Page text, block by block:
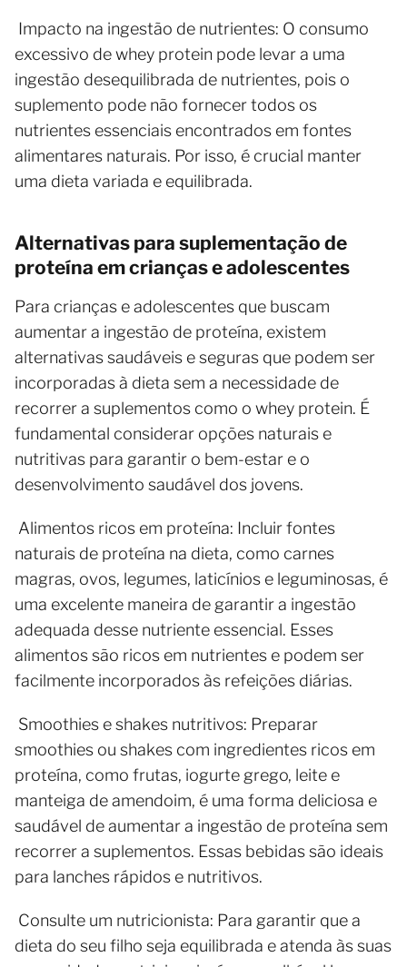
Impacto na ingestão de nutrientes: O consumo
excessivo de whey protein pode levar a uma
ingestão desequilibrada de nutrientes, pois o
suplemento pode não fornecer todos os
nutrientes essenciais encontrados em fontes
alimentares naturais. Por isso, é crucial manter
uma dieta variada e equilibrada.
Alternativas para suplementação de
proteína em crianças e adolescentes
Para crianças e adolescentes que buscam
aumentar a ingestão de proteína, existem
alternativas saudáveis e seguras que podem ser
incorporadas à dieta sem a necessidade de
recorrer a suplementos como o whey protein. É
fundamental considerar opções naturais e
nutritivas para garantir o bem-estar e o
desenvolvimento saudável dos jovens.
Alimentos ricos em proteína: Incluir fontes
naturais de proteína na dieta, como carnes
magras, ovos, legumes, laticínios e leguminosas, é
uma excelente maneira de garantir a ingestão
adequada desse nutriente essencial. Esses
alimentos são ricos em nutrientes e podem ser
facilmente incorporados às refeições diárias.
Smoothies e shakes nutritivos: Preparar
smoothies ou shakes com ingredientes ricos em
proteína, como frutas, iogurte grego, leite e
manteiga de amendoim, é uma forma deliciosa e
saudável de aumentar a ingestão de proteína sem
recorrer a suplementos. Essas bebidas são ideais
para lanches rápidos e nutritivos.
Consulte um nutricionista: Para garantir que a
dieta do seu filho seja equilibrada e atenda às suas